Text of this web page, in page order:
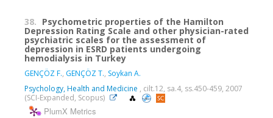
38. Psychometric properties of the Hamilton
Depression Rating Scale and other physician-rated
psychiatric scales for the assessment of
depression in ESRD patients undergoing
hemodialysis in Turkey
GENÇÖZ F., GENÇÖZ T., Soykan A.
Psychology, Health and Medicine , cilt.12, sa.4, ss.450-459, 2007
(SCI-Expanded, Scopus)
PlumX Metrics